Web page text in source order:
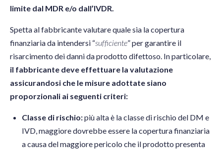
limite dal MDR e/o dall’IVDR.
Spetta al fabbricante valutare quale sia la copertura
finanziaria da intendersi “sufficiente” per garantire il
risarcimento dei danni da prodotto difettoso. In particolare,
il fabbricante deve effettuare la valutazione
assicurandosi che le misure adottate siano
proporzionali ai seguenti criteri:
Classe di rischio:più alta è la classe di rischio del DM e
IVD, maggiore dovrebbe essere la copertura finanziaria
a causa del maggiore pericolo che il prodotto presenta